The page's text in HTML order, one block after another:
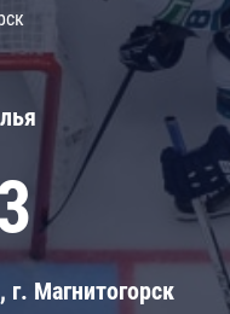
Магнитогорск